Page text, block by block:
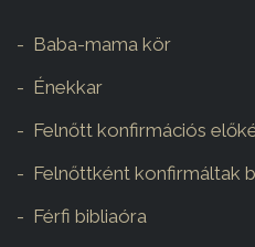
Baba-mama kör
Énekkar
Felnőtt konfirmációs
Felnőttként konfirmáltak
Férfi bibliaóra